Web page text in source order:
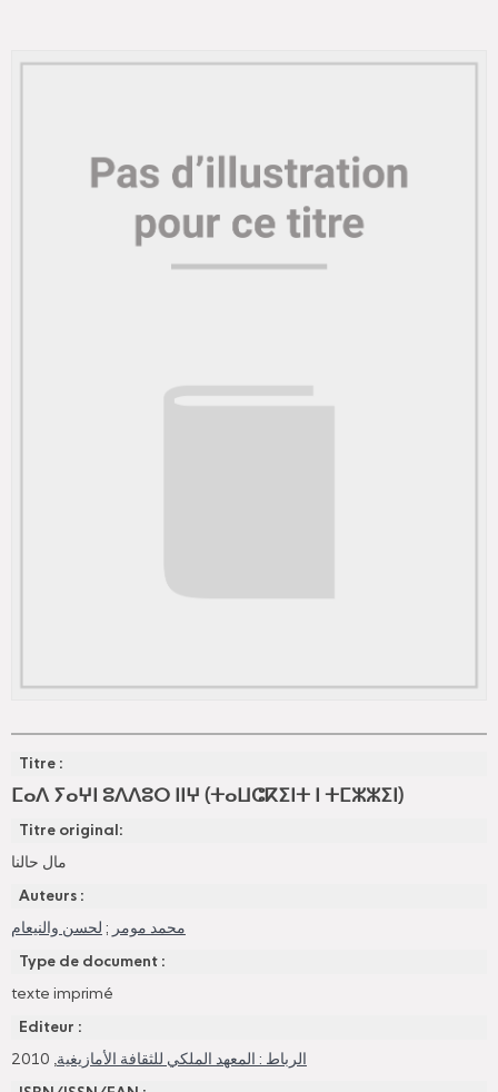
Titre :
ⵎⴰⴷ ⵢⴰⵖⵏ ⵓⴷⴷⵓⵔ ⵏⵏⵖ (ⵜⴰⵡⵛⴽⵉⵏⵜ ⵏ ⵜⵎⵣⵣⵉⵏ)
Titre original:
مال حالنا
Auteurs :
محمد مومر ; لحسن والنيعام
Type de document :
texte imprimé
Editeur :
الرباط : المعهد الملكي للثقافة الأمازيغية, 2010